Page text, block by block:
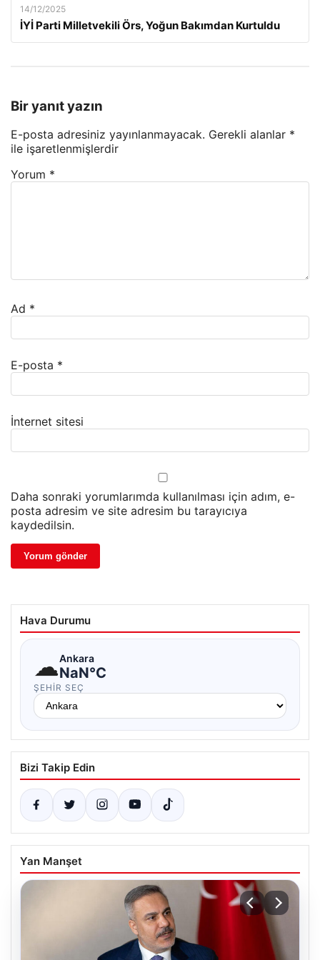
14/12/2025
İYİ Parti Milletvekili Örs, Yoğun Bakımdan Kurtuldu
Bir yanıt yazın
E-posta adresiniz yayınlanmayacak. Gerekli alanlar *
ile işaretlenmişlerdir
Yorum *
Ad *
E-posta *
İnternet sitesi
Daha sonraki yorumlarımda kullanılması için adım, e-
posta adresim ve site adresim bu tarayıcıya
kaydedilsin.
Hava Durumu
☁Ankara
NaN°C
ŞEHIR SEÇ
Bizi Takip Edin
Yan Manşet